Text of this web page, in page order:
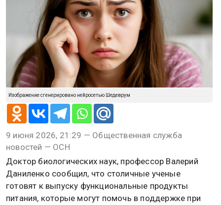
Изображение сгенерировано нейросетью Шедеврум
9 июня 2026, 21:29 — Общественная служба
новостей — ОСН
Доктор биологических наук, профессор Валерий
Даниленко сообщил, что столичные ученые
готовят к выпуску функциональные продукты
питания, которые могут помочь в поддержке при